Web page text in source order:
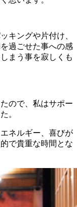
キングや片付け、
過ごせた事への感
まう事を寂しくも
ので、私はサポー
。
ネルギー、喜びが
で貴重な時間とな